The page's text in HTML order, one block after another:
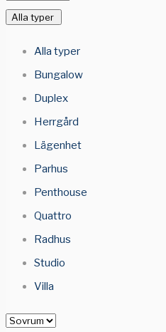
Alla typer
Alla typer
Bungalow
Duplex
Herrgård
Lägenhet
Parhus
Penthouse
Quattro
Radhus
Studio
Villa